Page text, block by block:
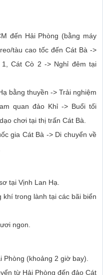
đến Hải Phòng (bằng máy
tàu cao tốc đến Cát Bà ->
Cát Cò 2 -> Nghỉ đêm tại
bằng thuyền -> Trải nghiệm
quan đảo Khỉ -> Buổi tối
chơi tại thị trấn Cát Bà.
gia Cát Bà -> Di chuyển về
tại Vịnh Lan Hạ.
trong lành tại các bãi biển
ngon.
Phòng (khoảng 2 giờ bay).
từ Hải Phòng đến đảo Cát